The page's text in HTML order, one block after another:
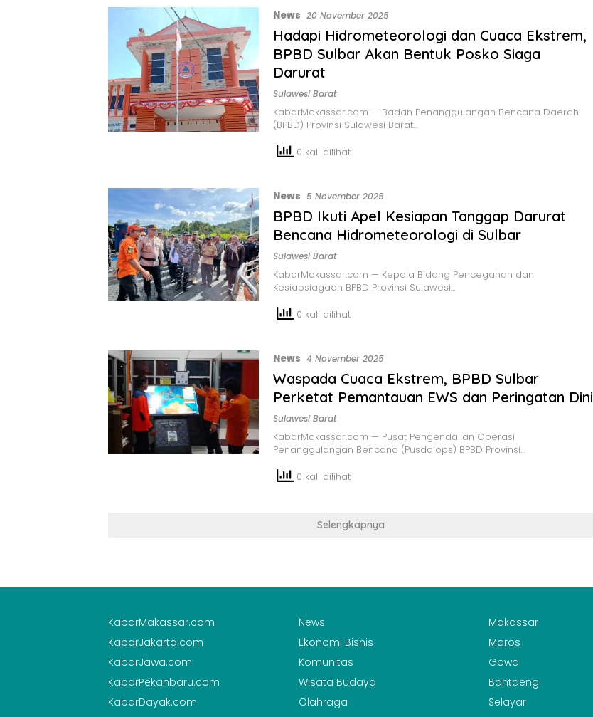
News 20 November 2025
Hadapi Hidrometeorologi dan Cuaca Ekstrem,
BPBD Sulbar Akan Bentuk Posko Siaga
Darurat
Sulawesi Barat
KabarMakassar.com — Badan Penanggulangan Bencana Daerah
(BPBD) Provinsi Sulawesi Barat…
0 kali dilihat
News 5 November 2025
BPBD Ikuti Apel Kesiapan Tanggap Darurat
Bencana Hidrometeorologi di Sulbar
Sulawesi Barat
KabarMakassar.com — Kepala Bidang Pencegahan dan
Kesiapsiagaan BPBD Provinsi Sulawesi…
0 kali dilihat
News 4 November 2025
Waspada Cuaca Ekstrem, BPBD Sulbar
Perketat Pemantauan EWS dan Peringatan Dini
Sulawesi Barat
KabarMakassar.com — Pusat Pengendalian Operasi
Penanggulangan Bencana (Pusdalops) BPBD Provinsi…
0 kali dilihat
Selengkapnya
KabarMakassar.com
KabarJakarta.com
KabarJawa.com
KabarPekanbaru.com
KabarDayak.com
News
Ekonomi Bisnis
Komunitas
Wisata Budaya
Olahraga
Makassar
Maros
Gowa
Bantaeng
Selayar